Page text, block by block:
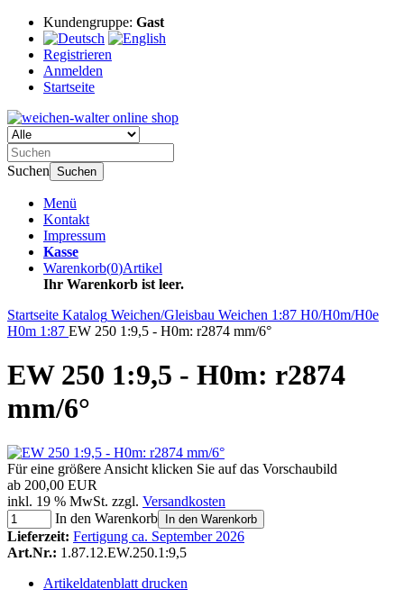
Kundengruppe: Gast
Registrieren
Anmelden
Startseite
Suchen Suchen
Menü
Kontakt
Impressum
Kasse
Warenkorb(0)Artikel
Ihr Warenkorb ist leer.
Startseite Katalog Weichen/Gleisbau Weichen 1:87 H0/H0m/H0e
H0m 1:87 EW 250 1:9,5 - H0m: r2874 mm/6°
EW 250 1:9,5 - H0m: r2874
mm/6°
Für eine größere Ansicht klicken Sie auf das Vorschaubild
ab 200,00 EUR
inkl. 19 % MwSt. zzgl. Versandkosten
In den Warenkorb
In den Warenkorb
Lieferzeit: Fertigung ca. September 2026
Art.Nr.: 1.87.12.EW.250.1:9,5
Artikeldatenblatt drucken